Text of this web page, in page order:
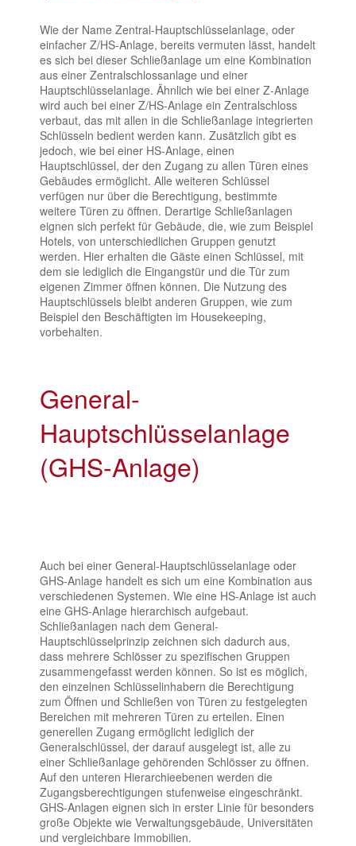
Wie der Name Zentral-Hauptschlüsselanlage, oder
einfacher Z/HS-Anlage, bereits vermuten lässt, handelt
es sich bei dieser Schließanlage um eine Kombination
aus einer Zentralschlossanlage und einer
Hauptschlüsselanlage. Ähnlich wie bei einer Z-Anlage
wird auch bei einer Z/HS-Anlage ein Zentralschloss
verbaut, das mit allen in die Schließanlage integrierten
Schlüsseln bedient werden kann. Zusätzlich gibt es
jedoch, wie bei einer HS-Anlage, einen
Hauptschlüssel, der den Zugang zu allen Türen eines
Gebäudes ermöglicht. Alle weiteren Schlüssel
verfügen nur über die Berechtigung, bestimmte
weitere Türen zu öffnen. Derartige Schließanlagen
eignen sich perfekt für Gebäude, die, wie zum Beispiel
Hotels, von unterschiedlichen Gruppen genutzt
werden. Hier erhalten die Gäste einen Schlüssel, mit
dem sie lediglich die Eingangstür und die Tür zum
eigenen Zimmer öffnen können. Die Nutzung des
Hauptschlüssels bleibt anderen Gruppen, wie zum
Beispiel den Beschäftigten im Housekeeping,
vorbehalten.
General-
Hauptschlüsselanlage
(GHS-Anlage)
Auch bei einer General-Hauptschlüsselanlage oder
GHS-Anlage handelt es sich um eine Kombination aus
verschiedenen Systemen. Wie eine HS-Anlage ist auch
eine GHS-Anlage hierarchisch aufgebaut.
Schließanlagen nach dem General-
Hauptschlüsselprinzip zeichnen sich dadurch aus,
dass mehrere Schlösser zu spezifischen Gruppen
zusammengefasst werden können. So ist es möglich,
den einzelnen Schlüsselinhabern die Berechtigung
zum Öffnen und Schließen von Türen zu festgelegten
Bereichen mit mehreren Türen zu erteilen. Einen
generellen Zugang ermöglicht lediglich der
Generalschlüssel, der darauf ausgelegt ist, alle zu
einer Schließanlage gehörenden Schlösser zu öffnen.
Auf den unteren Hierarchieebenen werden die
Zugangsberechtigungen stufenweise eingeschränkt.
GHS-Anlagen eignen sich in erster Linie für besonders
große Objekte wie Verwaltungsgebäude, Universitäten
und vergleichbare Immobilien.